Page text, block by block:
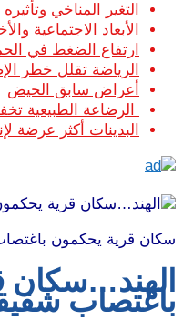
التغير المناخي
الأبعاد الاجتماعية
ارتفاع الضغط في
الرياضة تقلل خطر
أعراض سابق الحيض
الرضاعة الطبيعية
البدينات أكثر
سكان قرية يحكمون
الهند…سكان
باغتصاب